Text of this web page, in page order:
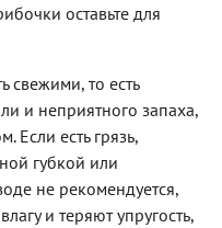
оставьте для
то есть
и неприятного запаха,
Если есть грязь,
губкой или
не рекомендуется,
и теряют упругость,